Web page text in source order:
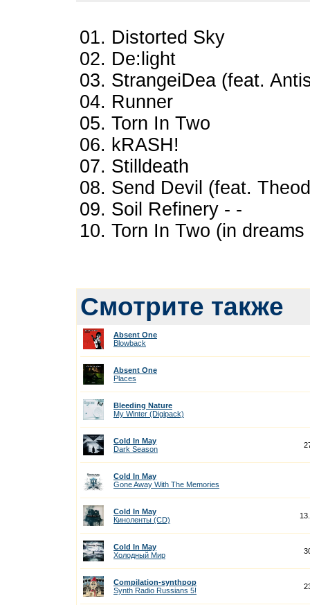
01. Distorted Sky
02. De:light
03. StrangeiDea (feat.
04. Runner
05. Torn In Two
06. kRASH!
07. Stilldeath
08. Send Devil (feat.
09. Soil Refinery - -
10. Torn In Two (in
Смотрите также
Absent One
Blowback
Absent One
Places
Bleeding Nature
My Winter (Digipack)
Cold In May
Dark Season
Cold In May
Gone Away With The Memories
Cold In May
Киноленты (CD)
Cold In May
Холодный Мир
Compilation-synthpop
Synth Radio Russians 5!